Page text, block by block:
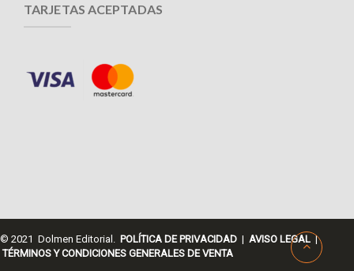
TARJETAS ACEPTADAS
© 2021 Dolmen Editorial. POLÍTICA DE PRIVACIDAD | AVISO LEGAL |
TÉRMINOS Y CONDICIONES GENERALES DE VENTA